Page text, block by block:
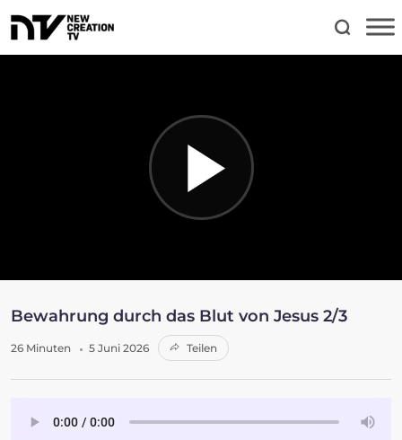
Bewahrung durch das Blut von Jesus 2/3
26 Minuten 5 Juni 2026 Teilen